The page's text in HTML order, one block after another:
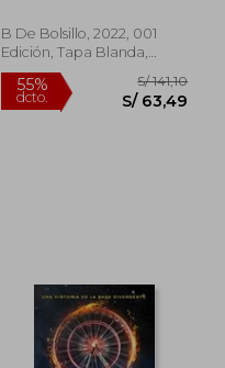
40%
dcto.
B De Bolsillo, 2022, 001
Edición, Tapa Blanda,
Nuevo